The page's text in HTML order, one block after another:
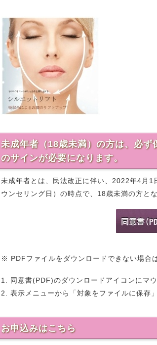
未成年者（18歳未満）の方は、必
のサインが必要になります。
未成年者とは、民法改正に伴い、2022年4月1
ウンセリング日）の時点で、18歳未満の方とな
※ PDFファイルをダウンロードできない場合
1. 同意書(PDF)のダウンロードアイコンにマ
2. 表示メニューから「対象をファイルに保存
お申込みはこちら